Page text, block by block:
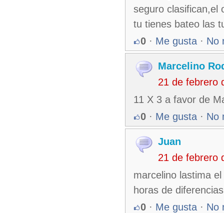
seguro clasifican,el
tu tienes bateo las
0 · Me gusta · No
Marcelino
21 de febrero
11 X 3 a favor de
0 · Me gusta · No
Juan
21 de febrero
marcelino lastima
horas de diferencias
0 · Me gusta · No